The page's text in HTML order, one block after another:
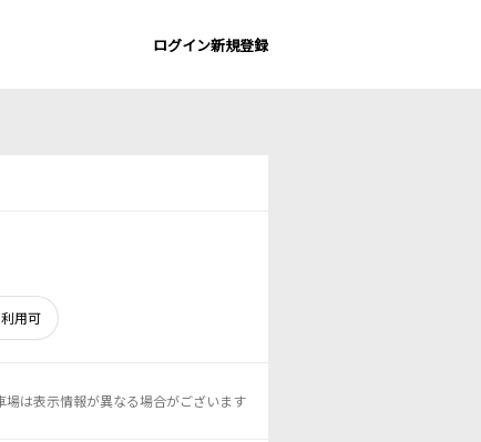
ログイン新規登録
用可
は表示情報が異なる場合がございます